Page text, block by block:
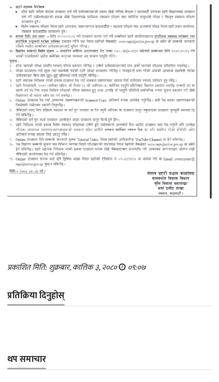
प्रकाशित मिति: शुक्रबार, कात्तिक ३, २०८० ०९:०७
प्रतिक्रिया दिनुहोस्
थप समाचार